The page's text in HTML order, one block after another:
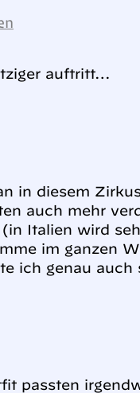
auftritt…
in diesem
auch mehr
Italien wird
im ganzen
ich genau auch
passten